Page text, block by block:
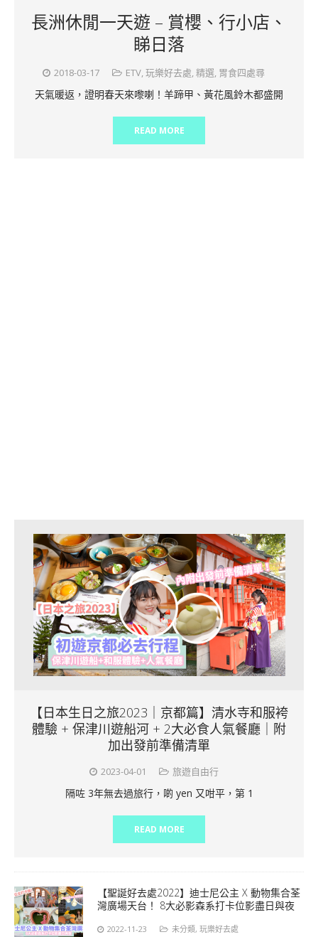
長洲休閒一天遊 – 賞櫻、行小店、
睇日落
2018-03-17 ETV,玩樂好去處,精選, 胃食四處尋
天氣暖返，證明春天來嚟喇！羊蹄甲、黃花風鈴木都盛開
READ MORE
【日本生日之旅2023｜京都篇】清水寺和服袴
體驗 + 保津川遊船河 + 2大必食人氣餐廳｜附
加出發前準備清單
2023-04-01 旅遊自由行
隔咗 3年無去過旅行，啲 yen 又咁平，第 1
READ MORE
【聖誕好去處2022】迪士尼公主 X 動物集合荃
灣廣場天台！ 8大必影森系打卡位影盡日與夜
2022-11-23 未分類, 玩樂好去處